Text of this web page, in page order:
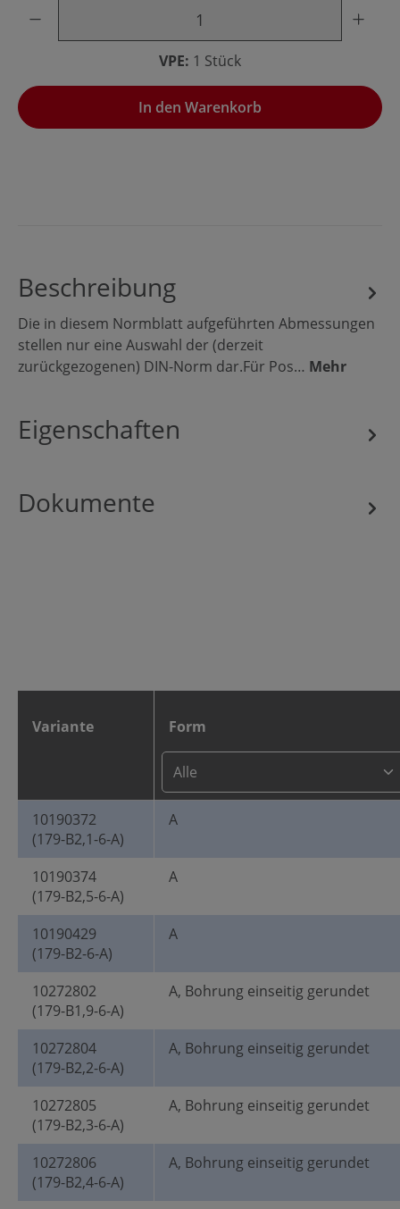
VPE: 1 Stück
In den Warenkorb
Beschreibung
Die in diesem Normblatt aufgeführten Abmessungen
stellen nur eine Auswahl der (derzeit
zurückgezogenen) DIN-Norm dar.Für Pos… Mehr
Eigenschaften
Dokumente
Variante Form
10190372
(179-B2,1-6-A)
A
10190374
(179-B2,5-6-A)
A
10190429
(179-B2-6-A)
A
10272802
(179-B1,9-6-A)
A, Bohrung einseitig gerundet
10272804
(179-B2,2-6-A)
A, Bohrung einseitig gerundet
10272805
(179-B2,3-6-A)
A, Bohrung einseitig gerundet
10272806
(179-B2,4-6-A)
A, Bohrung einseitig gerundet